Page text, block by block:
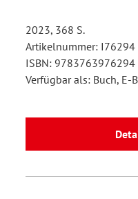
2023, 368 S.
Artikelnummer: I76294
ISBN: 9783763976294
Verfügbar als: Buch, E-